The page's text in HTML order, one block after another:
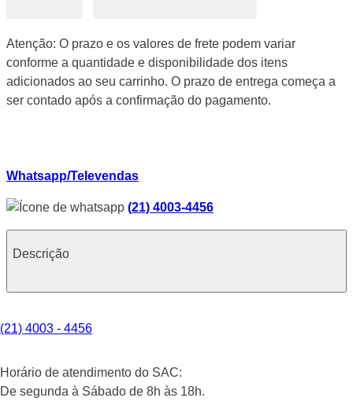
Atenção: O prazo e os valores de frete podem variar
conforme a quantidade e disponibilidade dos itens
adicionados ao seu carrinho. O prazo de entrega começa a
ser contado após a confirmação do pagamento.
Whatsapp/Televendas
(21) 4003-4456
Descrição
(21) 4003 - 4456
Horário de atendimento do SAC:
De segunda à Sábado de 8h às 18h.